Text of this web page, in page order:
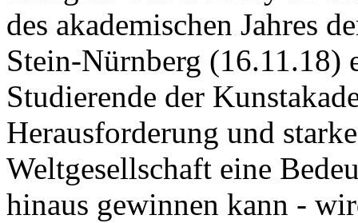
des akademischen Jahres
Stein-Nürnberg (16.11.18)
Studierende der
Herausforderung und
Weltgesellschaft eine
hinaus gewinnen kann -